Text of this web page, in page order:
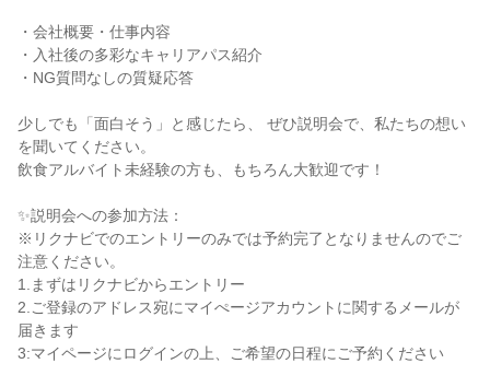
・会社概要・仕事内容
・入社後の多彩なキャリアパス紹介
・NG質問なしの質疑応答
少しでも「面白そう」と感じたら、 ぜひ説明会で、私たちの想い
を聞いてください。
飲食アルバイト未経験の方も、もちろん大歓迎です！
✨説明会への参加方法：
※リクナビでのエントリーのみでは予約完了となりませんのでご
注意ください。
1.まずはリクナビからエントリー
2.ご登録のアドレス宛にマイぺージアカウントに関するメールが
届きます
3:マイページにログインの上、ご希望の日程にご予約ください